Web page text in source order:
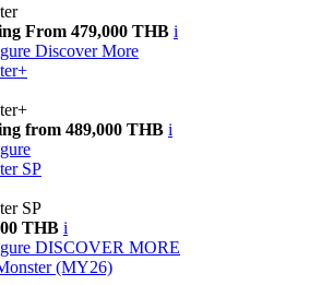
From 479,000 THB i
Discover More
from 489,000 THB i
SP
SP
THB i
DISCOVER MORE
(MY26)